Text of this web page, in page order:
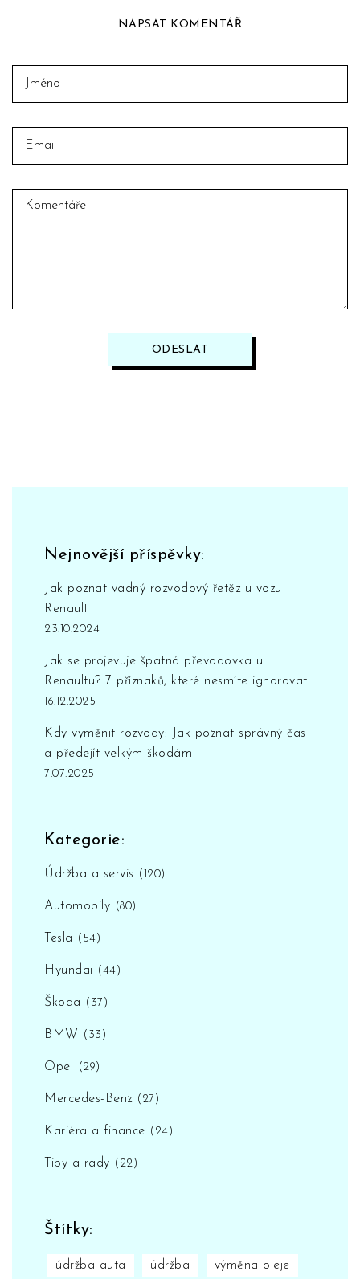
NAPSAT KOMENTÁŘ
ODESLAT
Nejnovější příspěvky:
Jak poznat vadný rozvodový řetěz u vozu
Renault
23.10.2024
Jak se projevuje špatná převodovka u
Renaultu? 7 příznaků, které nesmíte ignorovat
16.12.2025
Kdy vyměnit rozvody: Jak poznat správný čas
a předejít velkým škodám
7.07.2025
Kategorie:
Údržba a servis (120)
Automobily (80)
Tesla (54)
Hyundai (44)
Škoda (37)
BMW (33)
Opel (29)
Mercedes-Benz (27)
Kariéra a finance (24)
Tipy a rady (22)
Štítky:
údržba auta údržba výměna oleje